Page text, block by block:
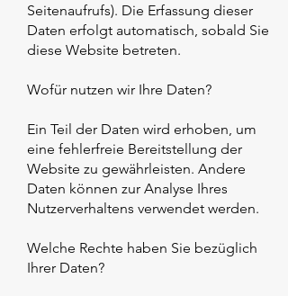
Seitenaufrufs). Die Erfassung dieser
Daten erfolgt automatisch, sobald Sie
diese Website betreten.
Wofür nutzen wir Ihre Daten?
Ein Teil der Daten wird erhoben, um
eine fehlerfreie Bereitstellung der
Website zu gewährleisten. Andere
Daten können zur Analyse Ihres
Nutzerverhaltens verwendet werden.
Welche Rechte haben Sie bezüglich
Ihrer Daten?